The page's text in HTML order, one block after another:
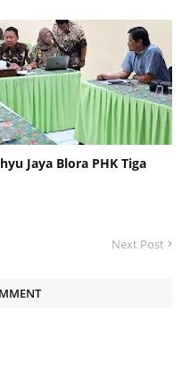
Jaya Blora PHK Tiga
Next Post